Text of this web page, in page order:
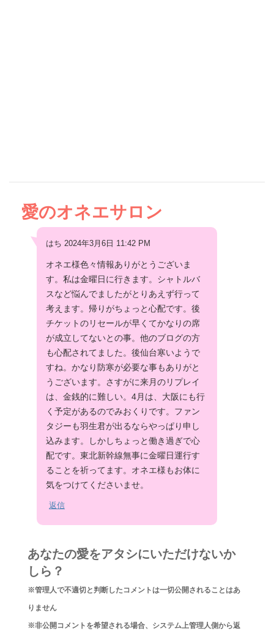
愛のオネエサロン
はち 2024年3月6日 11:42 PM
オネエ様色々情報ありがとうございま
す。私は金曜日に行きます。シャトルバ
スなど悩んでましたがとりあえず行って
考えます。帰りがちょっと心配です。後
チケットのリセールが早くてかなりの席
が成立してないとの事。他のブログの方
も心配されてました。後仙台寒いようで
すね。かなり防寒が必要な事もありがと
うございます。さすがに来月のリプレイ
は、金銭的に難しい。4月は、大阪にも行
く予定があるのでみおくりです。ファン
タジーも羽生君が出るならやっぱり申し
込みます。しかしちょっと働き過ぎで心
配です。東北新幹線無事に金曜日運行す
ることを祈ってます。オネエ様もお体に
気をつけてくださいませ。
返信
あなたの愛をアタシにいただけないか
しら？
※管理人で不適切と判断したコメントは一切公開されることはあ
りません
※非公開コメントを希望される場合、システム上管理人側から返